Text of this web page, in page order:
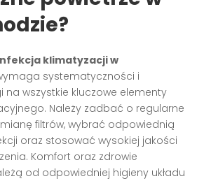
klimatyzacji w
systematyczności i
na wszystkie kluczowe elementy
Należy zadbać o regularne
filtrów, wybrać odpowiednią
oraz stosować wysokiej jakości
Komfort oraz zdrowie
od odpowiedniej higieny układu